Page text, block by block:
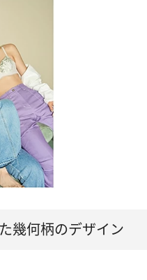
幾何柄のデザイン